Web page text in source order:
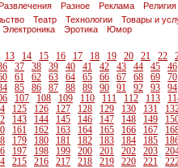
Разное Реклама
Религия
Театр Технологии
Товары и
Электроника Эротика Юмор
13 14 15 16 17 18 19 20 21 22
37 38 39 40 41 42 43 44 45 46
61 62 63 64 65 66 67 68 69 70
85 86 87 88 89 90 91 92 93 94
107 108 109 110 111 112 113
125 126 127 128 129 130 131
143 144 145 146 147 148 149
161 162 163 164 165 166 167
179 180 181 182 183 184 185
197 198 199 200 201 202 203
215 216 217 218 219 220 221